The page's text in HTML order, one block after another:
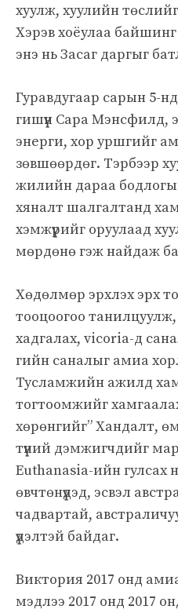
хуулж, хуулийн төслийг
Хэрэв хоёулаа
энэ нь Засаг даргыг
Гуравдугаар сарын 5-
гишүүн Сара Мэнсфилд,
энерги, хор уршгийг
зөвшөөрдөг. Тэрбээр
жилийн дараа
хяналт шалгалтанд
хэмжүүрийг оруулаад
мөрдөнө гэж найдаж
Хөдөлмөр эрхлэх эрх
тооцоогоо
хадгалах, vicoria-д
гийн саналыг амиа
Тусламжийн ажилд
тогтоомжийг
хөрөнгийг” Хандалт,
түүний дэмжигчдийг
Euthanasia-ийн гулсах
өвчтөнүүдэд, эсвэл
чадвартай,
үүдэлтэй байдаг.
Виктория 2017 онд
мэдлээ 2017 онд 2017